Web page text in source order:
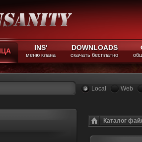
INS'
меню клана
DOWNLOADS
скачать бесплатно
Local Web
Каталог